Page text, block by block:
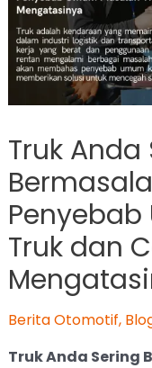
Truk Anda
Truk dan
Berita Otomotif,
Truk Anda Sering